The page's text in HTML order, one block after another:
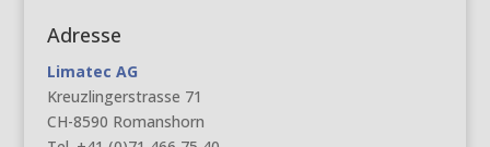
Adresse
Limatec AG
Kreuzlingerstrasse 71
CH-8590 Romanshorn